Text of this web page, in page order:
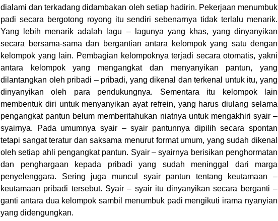
dialami dan terkadang didambakan oleh setiap hadirin. Pekerjaan menumbuk
padi secara bergotong royong itu sendiri sebenarnya tidak terlalu menarik.
Yang lebih menarik adalah lagu – lagunya yang khas, yang dinyanyikan
secara bersama-sama dan bergantian antara kelompok yang satu dengan
kelompok yang lain. Pembagian kelompoknya terjadi secara otomatis, yakni
antara kelompok yang mengangkat dan menyanyikan pantun, yang
dilantangkan oleh pribadi – pribadi, yang dikenal dan terkenal untuk itu, yang
dinyanyikan oleh para pendukungnya. Sementara itu kelompok lain
membentuk diri untuk menyanyikan ayat refrein, yang harus diulang selama
pengangkat pantun belum memberitahukan niatnya untuk mengakhiri syair –
syairnya. Pada umumnya syair – syair pantunnya dipilih secara spontan
tetapi sangat teratur dan saksama menurut format umum, yang sudah dikenal
oleh setiap ahli pengangkat pantun. Syair – syairnya berisikan penghormatan
dan penghargaan kepada pribadi yang sudah meninggal dari marga
penyelenggara. Sering juga muncul syair pantun tentang keutamaan –
keutamaan pribadi tersebut. Syair – syair itu dinyanyikan secara berganti –
ganti antara dua kelompok sambil menumbuk padi mengikuti irama nyanyian
yang didengungkan.